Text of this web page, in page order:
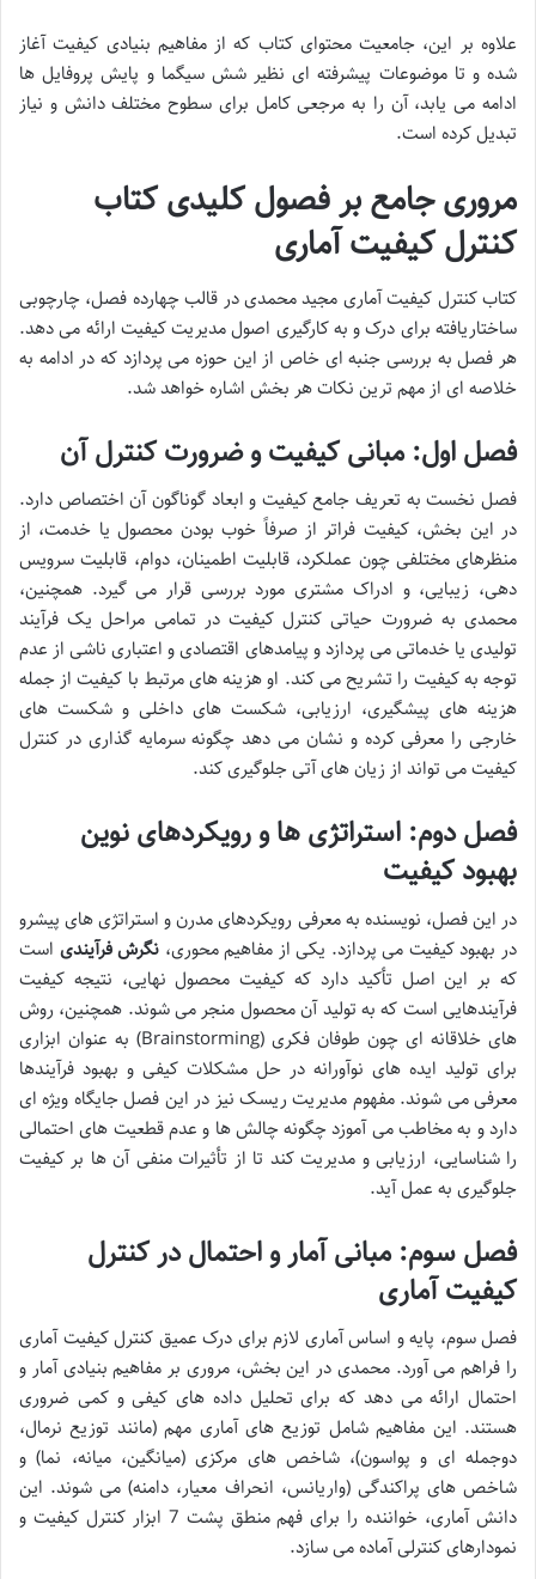
علاوه بر این، جامعیت محتوای کتاب که از مفاهیم بنیادی کیفیت آغاز
شده و تا موضوعات پیشرفته ای نظیر شش سیگما و پایش پروفایل ها
ادامه می یابد، آن را به مرجعی کامل برای سطوح مختلف دانش و نیاز
تبدیل کرده است.
مروری جامع بر فصول کلیدی کتاب
کنترل کیفیت آماری
کتاب کنترل کیفیت آماری مجید محمدی در قالب چهارده فصل، چارچوبی
ساختاریافته برای درک و به کارگیری اصول مدیریت کیفیت ارائه می دهد.
هر فصل به بررسی جنبه ای خاص از این حوزه می پردازد که در ادامه به
خلاصه ای از مهم ترین نکات هر بخش اشاره خواهد شد.
فصل اول: مبانی کیفیت و ضرورت کنترل آن
فصل نخست به تعریف جامع کیفیت و ابعاد گوناگون آن اختصاص دارد.
در این بخش، کیفیت فراتر از صرفاً خوب بودن محصول یا خدمت، از
منظرهای مختلفی چون عملکرد، قابلیت اطمینان، دوام، قابلیت سرویس
دهی، زیبایی، و ادراک مشتری مورد بررسی قرار می گیرد. همچنین،
محمدی به ضرورت حیاتی کنترل کیفیت در تمامی مراحل یک فرآیند
تولیدی یا خدماتی می پردازد و پیامدهای اقتصادی و اعتباری ناشی از عدم
توجه به کیفیت را تشریح می کند. او هزینه های مرتبط با کیفیت از جمله
هزینه های پیشگیری، ارزیابی، شکست های داخلی و شکست های
خارجی را معرفی کرده و نشان می دهد چگونه سرمایه گذاری در کنترل
کیفیت می تواند از زیان های آتی جلوگیری کند.
فصل دوم: استراتژی ها و رویکردهای نوین
بهبود کیفیت
در این فصل، نویسنده به معرفی رویکردهای مدرن و استراتژی های پیشرو
در بهبود کیفیت می پردازد. یکی از مفاهیم محوری، نگرش فرآیندی است
که بر این اصل تأکید دارد که کیفیت محصول نهایی، نتیجه کیفیت
فرآیندهایی است که به تولید آن محصول منجر می شوند. همچنین، روش
های خلاقانه ای چون طوفان فکری (Brainstorming) به عنوان ابزاری
برای تولید ایده های نوآورانه در حل مشکلات کیفی و بهبود فرآیندها
معرفی می شوند. مفهوم مدیریت ریسک نیز در این فصل جایگاه ویژه ای
دارد و به مخاطب می آموزد چگونه چالش ها و عدم قطعیت های احتمالی
را شناسایی، ارزیابی و مدیریت کند تا از تأثیرات منفی آن ها بر کیفیت
جلوگیری به عمل آید.
فصل سوم: مبانی آمار و احتمال در کنترل
کیفیت آماری
فصل سوم، پایه و اساس آماری لازم برای درک عمیق کنترل کیفیت آماری
را فراهم می آورد. محمدی در این بخش، مروری بر مفاهیم بنیادی آمار و
احتمال ارائه می دهد که برای تحلیل داده های کیفی و کمی ضروری
هستند. این مفاهیم شامل توزیع های آماری مهم (مانند توزیع نرمال،
دوجمله ای و پواسون)، شاخص های مرکزی (میانگین، میانه، نما) و
شاخص های پراکندگی (واریانس، انحراف معیار، دامنه) می شوند. این
دانش آماری، خواننده را برای فهم منطق پشت 7 ابزار کنترل کیفیت و
نمودارهای کنترلی آماده می سازد.